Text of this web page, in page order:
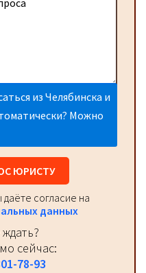
из Челябинска и
Можно
ЮРИСТУ
согласие на
данных
сейчас:
78-93